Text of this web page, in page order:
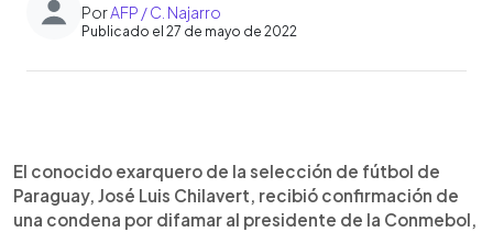
PorAFP / C. Najarro
Publicado el 27 de mayo de 2022
Escuchar artículo
El conocido exarquero de la selección de fútbol de
Paraguay, José Luis Chilavert, recibió confirmación de
una condena por difamar al presidente de la Conmebol,